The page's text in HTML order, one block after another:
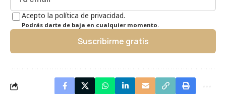
Acepto la política de privacidad.
Podrás darte de baja en cualquier momento.
Suscribirme gratis